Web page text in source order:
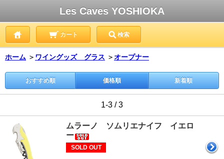
Les Caves YOSHIOKA
カート 検索
ホーム ＞ ワイングッズ グラス ＞オープナー
おすすめ順 価格順 新着順
1-3 / 3
ムラーノ ソムリエナイフ イエロ
ー
SOLD OUT